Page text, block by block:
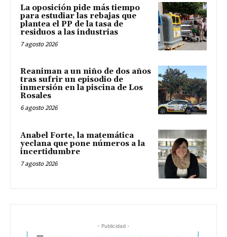
La oposición pide más tiempo
para estudiar las rebajas que
plantea el PP de la tasa de
residuos a las industrias
7 agosto 2026
Reaniman a un niño de dos años
tras sufrir un episodio de
inmersión en la piscina de Los
Rosales
6 agosto 2026
Anabel Forte, la matemática
yeclana que pone números a la
incertidumbre
7 agosto 2026
- Publicidad -